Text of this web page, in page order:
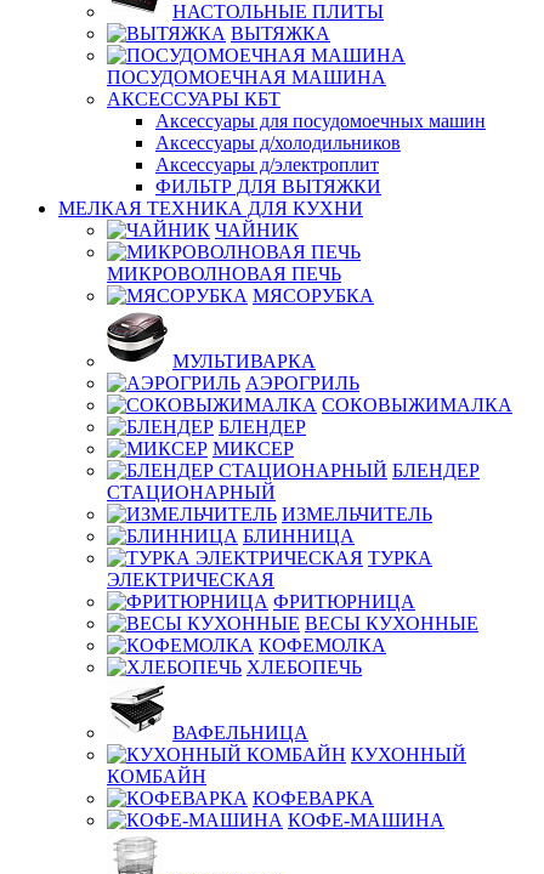
НАСТОЛЬНЫЕ ПЛИТЫ
ВЫТЯЖКА
ПОСУДОМОЕЧНАЯ МАШИНА
АКСЕССУАРЫ КБТ
Аксессуары для посудомоечных машин
Аксессуары д/холодильников
Аксессуары д/электроплит
ФИЛЬТР ДЛЯ ВЫТЯЖКИ
МЕЛКАЯ ТЕХНИКА ДЛЯ КУХНИ
ЧАЙНИК
МИКРОВОЛНОВАЯ ПЕЧЬ
МЯСОРУБКА
МУЛЬТИВАРКА
АЭРОГРИЛЬ
СОКОВЫЖИМАЛКА
БЛЕНДЕР
МИКСЕР
БЛЕНДЕР
СТАЦИОНАРНЫЙ
ИЗМЕЛЬЧИТЕЛЬ
БЛИННИЦА
ТУРКА
ЭЛЕКТРИЧЕСКАЯ
ФРИТЮРНИЦА
ВЕСЫ КУХОННЫЕ
КОФЕМОЛКА
ХЛЕБОПЕЧЬ
ВАФЕЛЬНИЦА
КУХОННЫЙ
КОМБАЙН
КОФЕВАРКА
КОФЕ-МАШИНА